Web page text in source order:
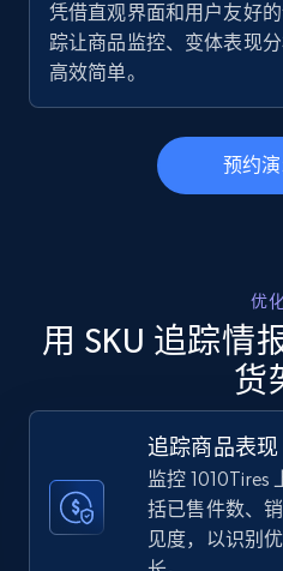
specific keywords
URL, Final price, Sku,
Specifications, Image urls,
more.
Walmart - products -
using sku numbers
URL, Final price, Sku,
Specifications, Image urls,
more.
5.6K+ 874+
凭借直观界面和用户友好的
踪让商品监控、变体表现
高效简单。
预约
优
用 SKU 追踪情
货
追踪商品表现
监控 1010Tires
括已售件数、
见度，以识别